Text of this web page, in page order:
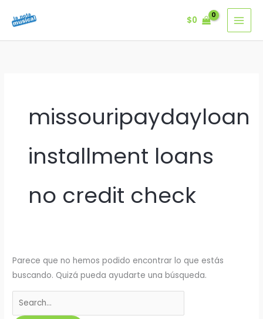
$0
missouripaydayloan
installment loans
no credit check
Parece que no hemos podido encontrar lo que estás
buscando. Quizá pueda ayudarte una búsqueda.
Buscar
por: